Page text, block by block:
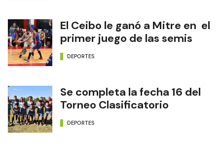
El Ceibo le ganó a Mitre en el
primer juego de las semis
DEPORTES
Se completa la fecha 16 del
Torneo Clasificatorio
DEPORTES